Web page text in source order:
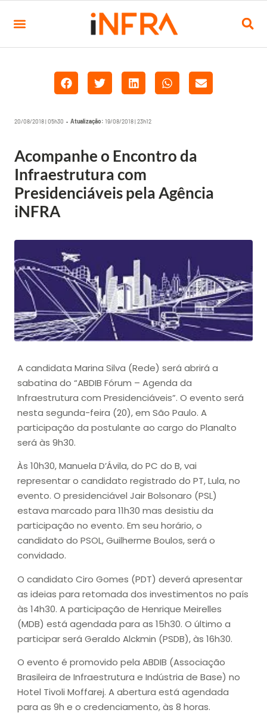
20/08/2018 | 05h30 • Atualização: 19/08/2018 | 23h12
Acompanhe o Encontro da
Infraestrutura com
Presidenciáveis pela Agência
iNFRA
A candidata Marina Silva (Rede) será abrirá a
sabatina do “ABDIB Fórum – Agenda da
Infraestrutura com Presidenciáveis”. O evento será
nesta segunda-feira (20), em São Paulo. A
participação da postulante ao cargo do Planalto
será às 9h30.
Às 10h30, Manuela D’Ávila, do PC do B, vai
representar o candidato registrado do PT, Lula, no
evento. O presidenciável Jair Bolsonaro (PSL)
estava marcado para 11h30 mas desistiu da
participação no evento. Em seu horário, o
candidato do PSOL, Guilherme Boulos, será o
convidado.
O candidato Ciro Gomes (PDT) deverá apresentar
as ideias para retomada dos investimentos no país
às 14h30. A participação de Henrique Meirelles
(MDB) está agendada para as 15h30. O último a
participar será Geraldo Alckmin (PSDB), às 16h30.
O evento é promovido pela ABDIB (Associação
Brasileira de Infraestrutura e Indústria de Base) no
Hotel Tivoli Moffarej. A abertura está agendada
para as 9h e o credenciamento, às 8 horas.